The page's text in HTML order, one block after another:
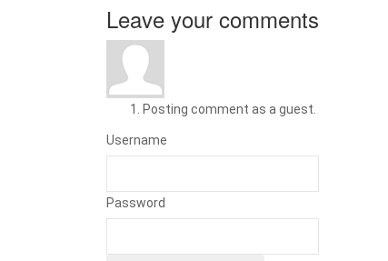
Leave your comments
Posting comment as a guest.
Username
Password